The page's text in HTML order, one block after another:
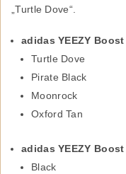
„Turtle Dove“.
adidas YEEZY Boost
Turtle Dove
Pirate Black
Moonrock
Oxford Tan
adidas YEEZY Boost
Black